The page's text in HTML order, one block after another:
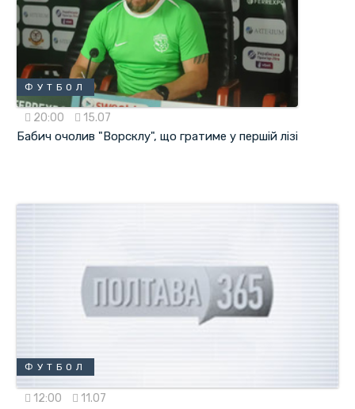
ФУТБОЛ
20:00 15.07
Бабич очолив "Ворсклу", що гратиме у першій лізі
ФУТБОЛ
12:00 11.07